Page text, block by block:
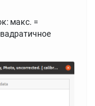
макс. =